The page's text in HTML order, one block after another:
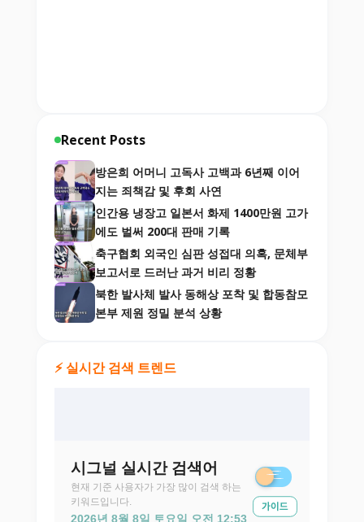
Recent Posts
방은희 어머니 고독사 고백과 6년째 이어
지는 죄책감 및 후회 사연
인간용 냉장고 일본서 화제 1400만원 고가
에도 벌써 200대 판매 기록
축구협회 외국인 심판 성접대 의혹, 문체부
보고서로 드러난 과거 비리 정황
북한 발사체 발사 동해상 포착 및 합동참모
본부 제원 정밀 분석 상황
⚡ 실시간 검색 트렌드